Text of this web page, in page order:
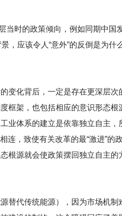
当时的政策倾向，例如同期中国
，应该令人“意外”的反倒是为什
变化背后，一定是存在更深层次
框架，也包括相应的意识形态根
业体系的建立是依靠独立自主，
连，致使有关改革的最“激进”的
根源就会使政策摆回独立自主的
替代传统能源），因为市场机制